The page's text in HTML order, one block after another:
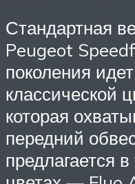
Стандартная
Peugeot
поколения
классической
которая
передний
предлагается